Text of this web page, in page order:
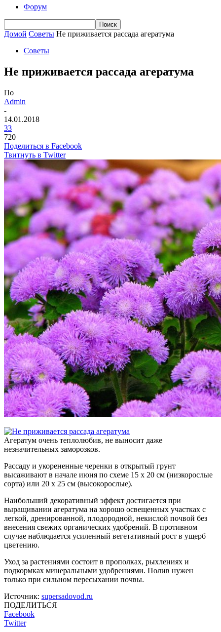
Форум
Домой Советы Не приживается рассада агератума
Советы
Не приживается рассада агератума
По
Admin
-
14.01.2018
33
720
Поделиться в Facebook
Твитнуть в Twitter
Агератум очень теплолюбив, не выносит даже
незначительных заморозков.
Рассаду и укорененные черенки в открытый грунт
высаживают в начале июня по схеме 15 х 20 см (низкорослые
сорта) или 20 х 25 см (высокорослые).
Наибольший декоративный эффект достигается при
выращивании агератума на хорошо освещенных участках с
легкой, дренированной, плодородной, некислой почвой без
внесения свежих органических удобрений. В противном
случае наблюдается усиленный вегетативный рост в ущерб
цветению.
Уход за растениями состоит в прополках, рыхлениях и
подкормках минеральными удобрениями. Полив нужен
только при сильном пересыхании почвы.
Источник: supersadovod.ru
ПОДЕЛИТЬСЯ
Facebook
Twitter